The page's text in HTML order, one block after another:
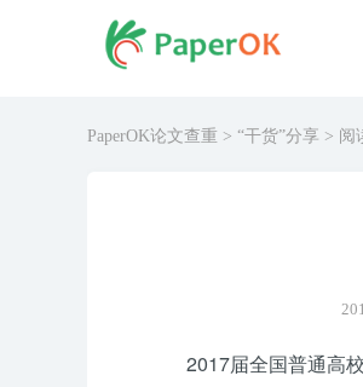
PaperOK论文查重 > “干货”分享 > 阅
2017届全国普通高